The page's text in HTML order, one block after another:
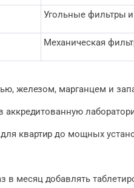
Угольные фильтры
Механическая
железом, марганцем и
аккредитованную
квартир до мощных
месяц добавлять